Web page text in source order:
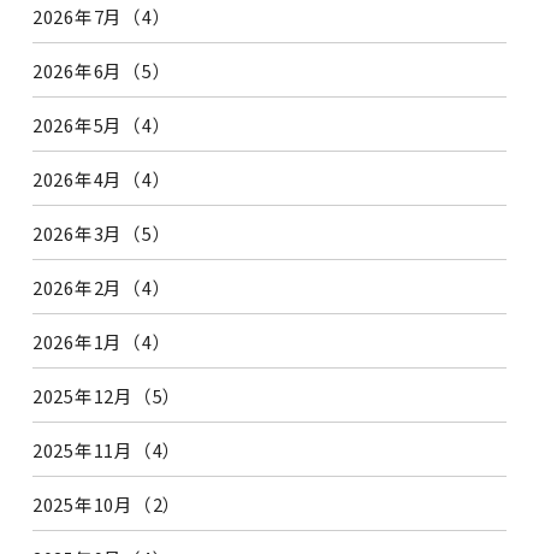
2026年7月（4）
2026年6月（5）
2026年5月（4）
2026年4月（4）
2026年3月（5）
2026年2月（4）
2026年1月（4）
2025年12月（5）
2025年11月（4）
2025年10月（2）